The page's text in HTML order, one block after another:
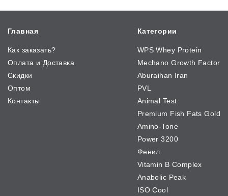
Главная
Как заказать?
Оплата и Доставка
Скидки
Оптом
Контакты
Категории
WPS Whey Protein
Mechano Growth Factor
Aburaihan Iran
PVL
Animal Test
Premium Fish Fats Gold
Amino-Tone
Power 3200
Фенил
Vitamin B Complex
Anabolic Peak
ISO Cool